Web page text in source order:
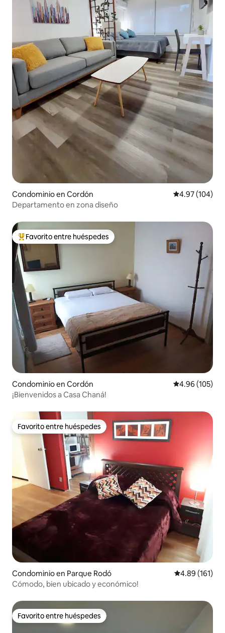
Condominio en Cordón Calificación
4.97 (104)
Departamento en zona diseño
De los mejores en Favorito entre huéspedes
Favorito entre huéspedes
Condominio en Cordón Calificación
4.96 (105)
¡Bienvenidos a Casa Chaná!
Favorito entre huéspedes
Favorito entre huéspedes
Condominio en Parque Rodó Calificación
4.89 (161)
Cómodo, bien ubicado y económico!
Favorito entre huéspedes
Favorito entre huéspedes